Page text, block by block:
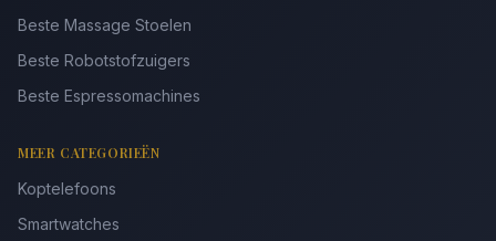
Beste Massage Stoelen
Beste Robotstofzuigers
Beste Espressomachines
MEER CATEGORIEËN
Koptelefoons
Smartwatches